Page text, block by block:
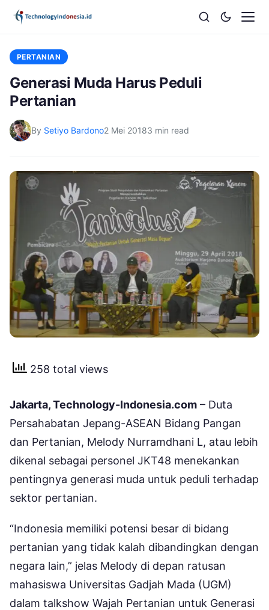
PERTANIAN
Generasi Muda Harus Peduli
Pertanian
By Setiyo Bardono2 Mei 20183 min read
258 total views
Jakarta, Technology-Indonesia.com – Duta
Persahabatan Jepang-ASEAN Bidang Pangan
dan Pertanian, Melody Nurramdhani L, atau lebih
dikenal sebagai personel JKT48 menekankan
pentingnya generasi muda untuk peduli terhadap
sektor pertanian.
“Indonesia memiliki potensi besar di bidang
pertanian yang tidak kalah dibandingkan dengan
negara lain,” jelas Melody di depan ratusan
mahasiswa Universitas Gadjah Mada (UGM)
dalam talkshow Wajah Pertanian untuk Generasi